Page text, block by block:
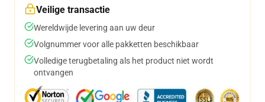
Veilige transactie
Wereldwijde levering aan uw deur
Volgnummer voor alle pakketten beschikbaar
Volledige terugbetaling als het product niet wordt
ontvangen